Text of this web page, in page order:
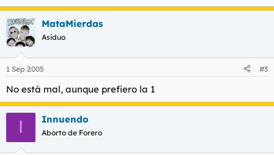
MataMierdas
Asiduo
1 Sep 2005 #3
No está mal, aunque prefiero la 1
I Innuendo
Aborto de Forero